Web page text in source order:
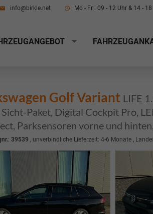
info@birkle.net Mo - Fr : 09 - 12 Uhr & 14 -
Golf Variant LIFE
Sicht-Paket, Digital Cockpit Pro,
Parksensoren vorne und
: 39539 , unverbindliche Lieferzeit: 4-6 Monate ,